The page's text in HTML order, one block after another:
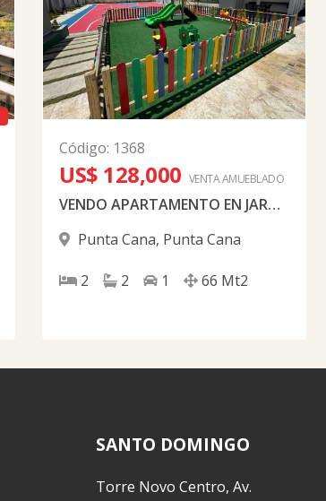
Código: 1368
US$ 128,000 VENTA AMUEBLADO
VENDO APARTAMENTO EN JARDINES III EN PUNTA CANA AMUEBLADO NUEVO A ESTRENAR
Punta Cana, Punta Cana
2 2 1 66 Mt2
SANTO DOMINGO
Torre Novo Centro, Av.